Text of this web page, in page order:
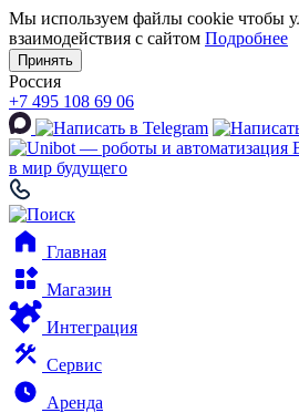
Мы используем файлы cookie чтобы
взаимодействия с сайтом Подробнее
Принять
Россия
+7 495 108 69 06
в мир будущего
Главная
Магазин
Интеграция
Сервис
Аренда